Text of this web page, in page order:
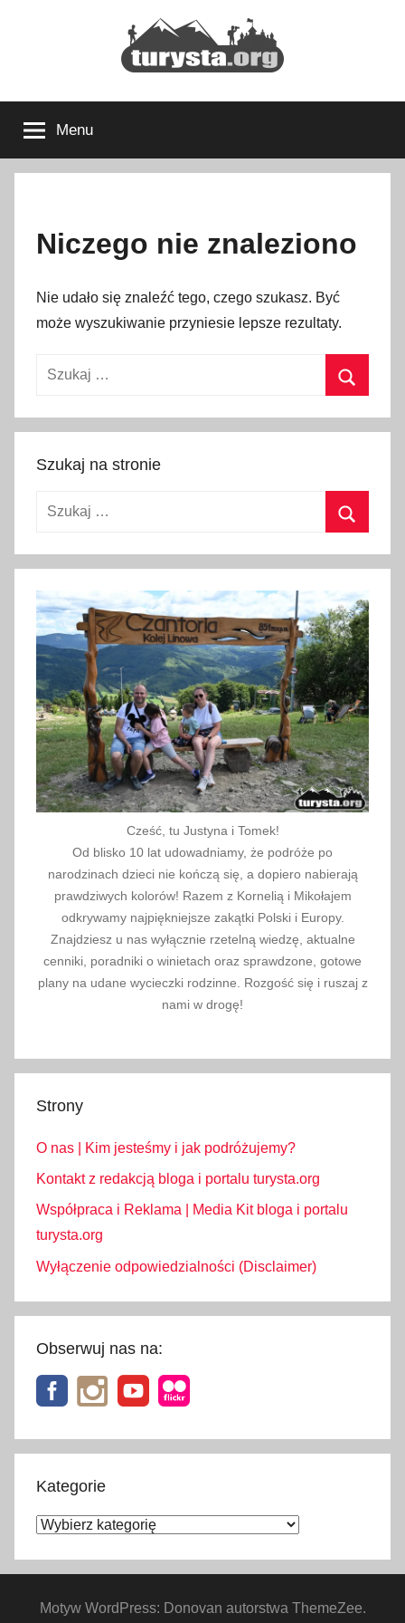
Turysta.org
podróżniczy
i
portal
Menu
Niczego nie znaleziono
Nie udało się znaleźć tego, czego szukasz. Być
może wyszukiwanie przyniesie lepsze rezultaty.
Szukaj:
Szukaj na stronie
Szukaj:
Cześć, tu Justyna i Tomek!
Od blisko 10 lat udowadniamy, że podróże po
narodzinach dzieci nie kończą się, a dopiero nabierają
prawdziwych kolorów! Razem z Kornelią i Mikołajem
odkrywamy najpiękniejsze zakątki Polski i Europy.
Znajdziesz u nas wyłącznie rzetelną wiedzę, aktualne
cenniki, poradniki o winietach oraz sprawdzone, gotowe
plany na udane wycieczki rodzinne. Rozgość się i ruszaj z
nami w drogę!
Strony
O nas | Kim jesteśmy i jak podróżujemy?
Kontakt z redakcją bloga i portalu turysta.org
Współpraca i Reklama | Media Kit bloga i portalu
turysta.org
Wyłączenie odpowiedzialności (Disclaimer)
Obserwuj nas na:
Kategorie
Kategorie
Motyw WordPress: Donovan autorstwa ThemeZee.